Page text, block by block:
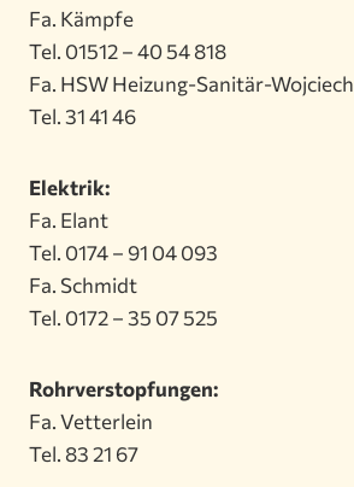
Fa. Kämpfe
Tel. 01512 – 40 54 818
Fa. HSW Heizung-Sanitär-Wojciech
Tel. 31 41 46
Elektrik:
Fa. Elant
Tel. 0174 – 91 04 093
Fa. Schmidt
Tel. 0172 – 35 07 525
Rohrverstopfungen:
Fa. Vetterlein
Tel. 83 21 67